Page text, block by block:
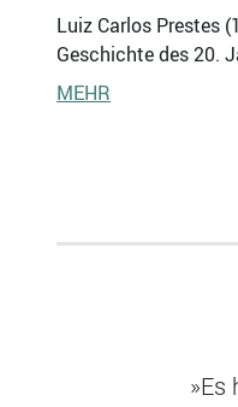
Luiz Carlos Prestes
Geschichte des 20.
MEHR
»Es